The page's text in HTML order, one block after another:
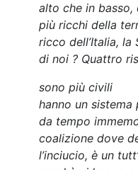
alto che in basso,
più ricchi della
ricco dell’Italia,
di noi ? Quattro
sono più civili
hanno un sistema
da tempo
coalizione dove
l’inciucio, è un